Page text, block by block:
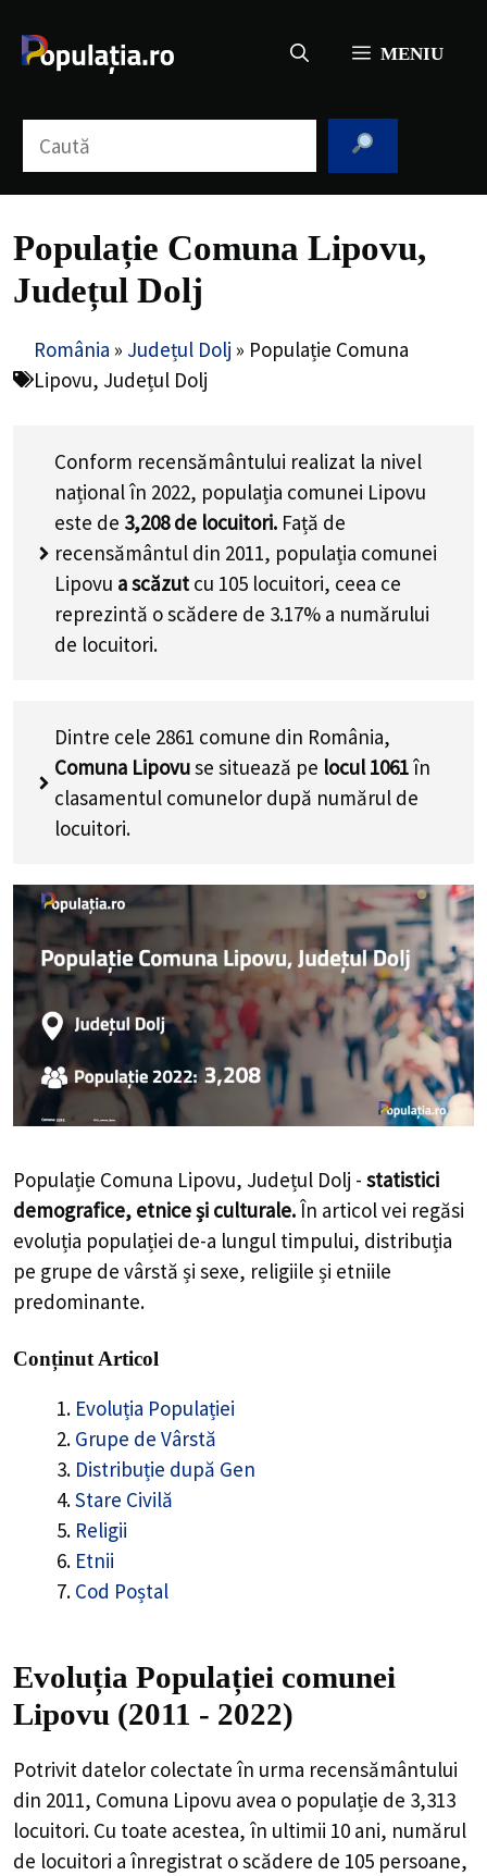
conținut
MENIU
Populație Comuna Lipovu,
Județul Dolj
România » Județul Dolj » Populație Comuna
Lipovu, Județul Dolj
Conform recensământului realizat la nivel
național în 2022, populația comunei Lipovu
este de 3,208de locuitori. Față de
recensământul din 2011, populația comunei
Lipovu a scăzut cu 105 locuitori, ceea ce
reprezintă o scădere de 3.17% a numărului
de locuitori.
Dintre cele 2861 comune din România,
Comuna Lipovuse situează pe locul 1061în
clasamentul comunelor după numărul de
locuitori.
Populație Comuna Lipovu, Județul Dolj - statistici
demografice, etnice și culturale.În articol vei regăsi
evoluția populației de-a lungul timpului, distribuția
pe grupe de vârstă și sexe, religiile și etniile
predominante.
Conținut Articol
Evoluția Populației
Grupe de Vârstă
Distribuție după Gen
Stare Civilă
Religii
Etnii
Cod Poștal
Evoluția Populației comunei
Lipovu (2011 - 2022)
Potrivit datelor colectate în urma recensământului
din 2011, Comuna Lipovu avea o populație de 3,313
locuitori. Cu toate acestea, în ultimii 10 ani, numărul
de locuitori a înregistrat oscădere de 105 persoane,